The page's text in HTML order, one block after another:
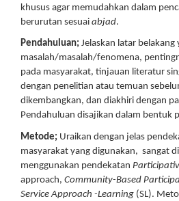
khusus agar memudahkan dalam
berurutan sesuai abjad.
Pendahuluan; Jelaskan latar
masalah/masalah/fenomena,
pada masyarakat, tinjauan literatur
dengan penelitian atau temuan
dikembangkan, dan diakhiri dengan
Pendahuluan disajikan dalam bentuk
Metode; Uraikan dengan jelas
masyarakat yang digunakan, sangat
menggunakan pendekatan
approach, Community-Based
Service Approach -Learning (SL).